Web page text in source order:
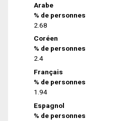
Arabe
% de personnes
2.68
Coréen
% de personnes
2.4
Français
% de personnes
1.94
Espagnol
% de personnes